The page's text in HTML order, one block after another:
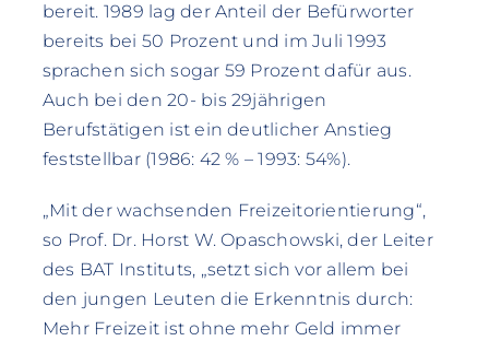
bereit. 1989 lag der Anteil der Befürworter
bereits bei 50 Prozent und im Juli 1993
sprachen sich sogar 59 Prozent dafür aus.
Auch bei den 20- bis 29jährigen
Berufstätigen ist ein deutlicher Anstieg
feststellbar (1986: 42 % – 1993: 54%).
„Mit der wachsenden Freizeitorientierung“,
so Prof. Dr. Horst W. Opaschowski, der Leiter
des BAT Instituts, „setzt sich vor allem bei
den jungen Leuten die Erkenntnis durch:
Mehr Freizeit ist ohne mehr Geld immer